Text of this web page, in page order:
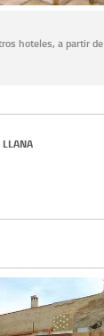
hoteles, a partir de
LLANA